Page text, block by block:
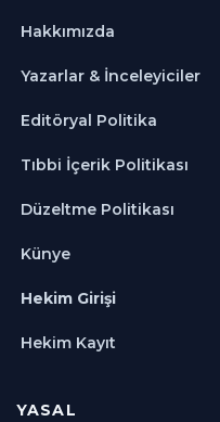
Hakkımızda
Yazarlar & İnceleyiciler
Editöryal Politika
Tıbbi İçerik Politikası
Düzeltme Politikası
Künye
Hekim Girişi
Hekim Kayıt
YASAL